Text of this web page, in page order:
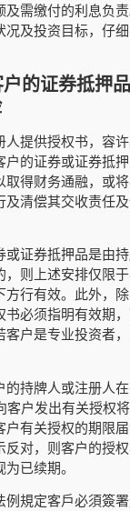
及需缴付的利息负
况及投资目标，仔
的证券抵押
人提供授权书，容
户的证券或证券抵
取得财务通融，或
及清偿其交收责任
或证券抵押品是由
，则上述安排仅限
方行有效。此外，
书必须指明有效期
客户是专业投资者
的持牌人或注册人
客户发出有关授权
户有关授权的期限
反对，则客户的授
已续期。
例規定客戶必須簽